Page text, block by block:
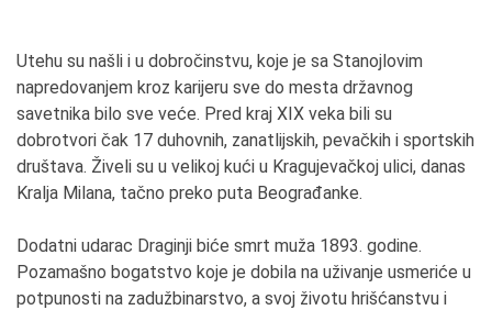
Utehu su našli i u dobročinstvu, koje je sa Stanojlovim
napredovanjem kroz karijeru sve do mesta državnog
savetnika bilo sve veće. Pred kraj XIX veka bili su
dobrotvori čak 17 duhovnih, zanatlijskih, pevačkih i sportskih
društava. Živeli su u velikoj kući u Kragujevačkoj ulici, danas
Kralja Milana, tačno preko puta Beograđanke.
Dodatni udarac Draginji biće smrt muža 1893. godine.
Pozamašno bogatstvo koje je dobila na uživanje usmeriće u
potpunosti na zadužbinarstvo, a svoj životu hrišćanstvu i